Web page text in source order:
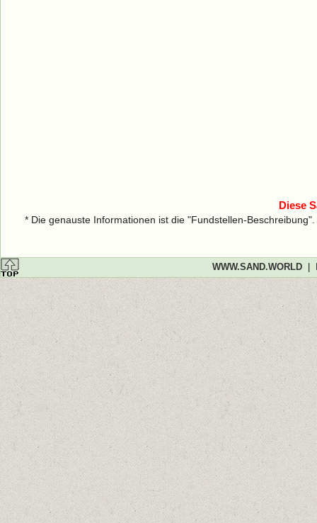
Diese
* Die genauste Informationen ist die "Fundstellen-
WWW.SAND.WORLD|